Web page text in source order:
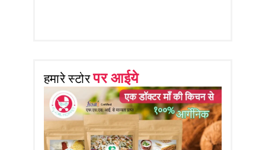
हमारे स्टोरपर आईये